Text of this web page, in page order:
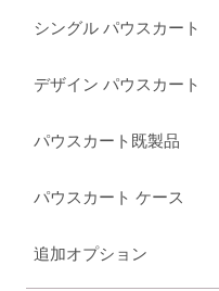
シングル パウスカート
デザイン パウスカート
パウスカート既製品
パウスカート ケース
追加オプション